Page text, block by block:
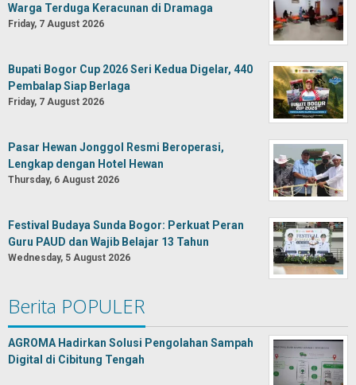
Warga Terduga Keracunan di Dramaga
Friday, 7 August 2026
Bupati Bogor Cup 2026 Seri Kedua Digelar, 440
Pembalap Siap Berlaga
Friday, 7 August 2026
Pasar Hewan Jonggol Resmi Beroperasi,
Lengkap dengan Hotel Hewan
Thursday, 6 August 2026
Festival Budaya Sunda Bogor: Perkuat Peran
Guru PAUD dan Wajib Belajar 13 Tahun
Wednesday, 5 August 2026
Berita POPULER
AGROMA Hadirkan Solusi Pengolahan Sampah
Digital di Cibitung Tengah